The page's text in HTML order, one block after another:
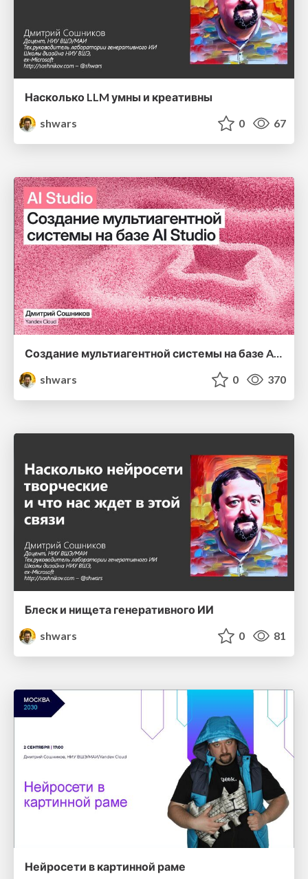
Насколько LLM умны и креативны
shwars
0 67
Создание мультиагентной системы на базе AI Studio
shwars
0 370
Блеск и нищета генеративного ИИ
shwars
0 81
Нейросети в картинной раме